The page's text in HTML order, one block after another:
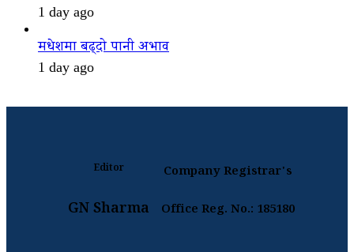
1 day ago
मधेशमा बढ्दो पानी अभाव
1 day ago
Editor
GN Sharma
Company Registrar's
Office Reg. No.: 185180